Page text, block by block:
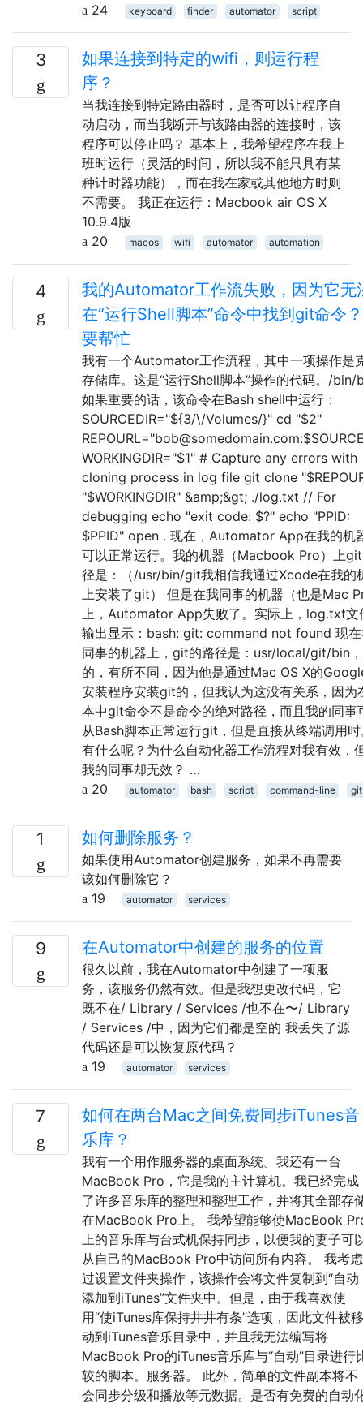
24
keyboard finder automator script
3
如果连接到特定的wifi，则运行程
序？
当我连接到特定路由器时，是否可以让程序自
动启动，而当我断开与该路由器的连接时，该
程序可以停止吗？ 基本上，我希望程序在我上
班时运行（灵活的时间，所以我不能只具有某
种计时器功能），而在我在家或其他地方时则
不需要。 我正在运行：Macbook air OS X
10.9.4版
20
macos wifi automator automation
4
我的Automator工作流失败，因为它无
在“运行Shell脚本”命令中找到git命令
要帮忙
我有一个Automator工作流程，其中一项操作是
存储库。这是“运行Shell脚本”操作的代码。/bin/
如果重要的话，该命令在Bash shell中运行：
SOURCEDIR="${3/\/Volumes/}" cd "$2"
WORKINGDIR="$1" # Capture any errors with
cloning process in log file git clone
"$WORKINGDIR" &amp;&gt; ./log.txt // For
debugging echo "exit code: $?" echo "PPID:
$PPID" open . 现在，Automator App在我的机
可以正常运行。我的机器（Macbook Pro）上
径是：（/usr/bin/git我相信我通过Xcode在我的
上安装了git） 但是在我同事的机器（也是Mac
上，Automator App失败了。实际上，log.txt文
输出显示：bash: git: command not found 现
同事的机器上，git的路径是：usr/local/git/bin
的，有所不同，因为他是通过Mac OS X的
安装程序安装git的，但我认为这没有关系，因为
本中git命令不是命令的绝对路径，而且我的同事
从Bash脚本正常运行git，但是直接从终端调用
有什么呢？为什么自动化器工作流程对我有效，
我的同事却无效？ …
20
automator bash script command-line git
1 如何删除服务？
如果使用Automator创建服务，如果不再需要
该如何删除它？
19
automator services
9 在Automator中创建的服务的位置
很久以前，我在Automator中创建了一项服
务，该服务仍然有效。但是我想更改代码，它
既不在/ Library / Services /也不在〜/ Library
/ Services /中，因为它们都是空的 我丢失了源
代码还是可以恢复原代码？
19
automator services
7
如何在两台Mac之间免费同步iTunes音
乐库？
我有一个用作服务器的桌面系统。我还有一台
MacBook Pro，它是我的主计算机。我已经完成
了许多音乐库的整理和整理工作，并将其全部存
在MacBook Pro上。 我希望能够使MacBook
上的音乐库与台式机保持同步，以便我的妻子可
从自己的MacBook Pro中访问所有内容。 我考虑
过设置文件夹操作，该操作会将文件复制到“自动
添加到iTunes”文件夹中。但是，由于我喜欢使
用“使iTunes库保持井井有条”选项，因此文件被移
动到iTunes音乐目录中，并且我无法编写将
MacBook Pro的iTunes音乐库与“自动”目录进行
较的脚本。服务器。 此外，简单的文件副本将不
会同步分级和播放等元数据。是否有免费的自动